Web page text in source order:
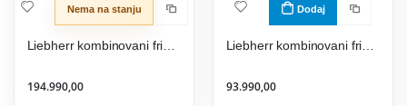
Nema na stanju
194.990,00
Dodaj
93.990,00